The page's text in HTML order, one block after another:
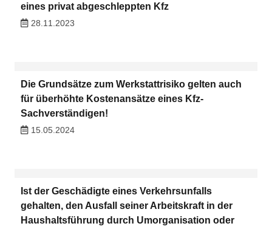
eines privat abgeschleppten Kfz
28.11.2023
Die Grundsätze zum Werkstattrisiko gelten auch
für überhöhte Kostenansätze eines Kfz-
Sachverständigen!
15.05.2024
Ist der Geschädigte eines Verkehrsunfalls
gehalten, den Ausfall seiner Arbeitskraft in der
Haushaltsführung durch Umorganisation oder